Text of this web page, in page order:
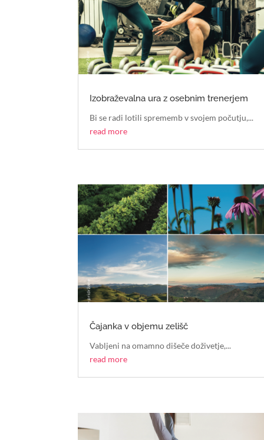
Izobraževalna ura z osebnim trenerjem
Bi se radi lotili sprememb v svojem počutju,...
read more
Čajanka v objemu zelišč
Vabljeni na omamno dišeče doživetje,...
read more